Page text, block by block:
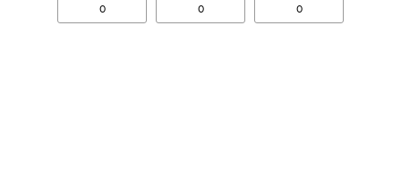
0 0 0